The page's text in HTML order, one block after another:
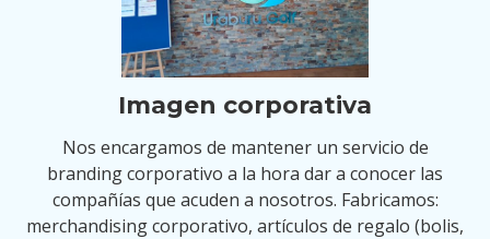
Imagen corporativa
Nos encargamos de mantener un servicio de
branding corporativo a la hora dar a conocer las
compañías que acuden a nosotros. Fabricamos:
merchandising corporativo, artículos de regalo (bolis,